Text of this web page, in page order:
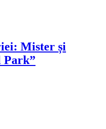
Mister și
Park”